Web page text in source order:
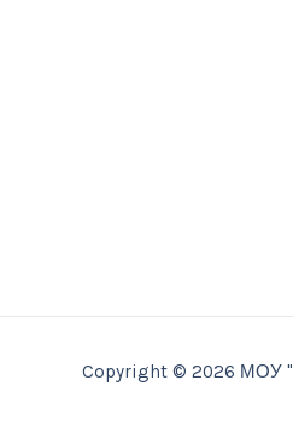
Copyright © 2026 МОУ